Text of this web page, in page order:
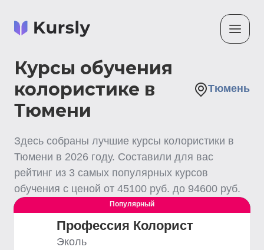
Курсы обучения
колористике в
Тюмени
Тюмень
Здесь собраны лучшие курсы колористики в
Тюмени в 2026 году. Составили для вас
рейтинг из 3 самых популярных курсов
обучения с ценой от 45100 руб. до 94600 руб.
Выгодный
Популярный
Профессия Колорист
Эколь